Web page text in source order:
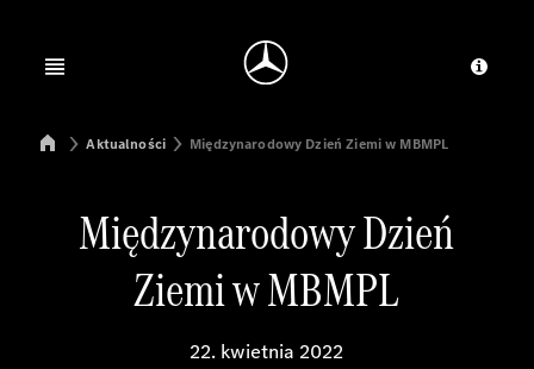
Open menu
Mercedes-Benz Manufacturing Poland
Aktualności Międzynarodowy Dzień Ziemi w MBMPL
Międzynarodowy Dzień
Ziemi w MBMPL
22. kwietnia 2022